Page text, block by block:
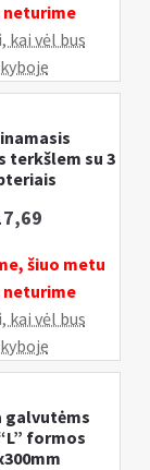
neturime
kai vėl bus
terkšlem su 3
šiuo metu
neturime
kai vėl bus
galvutėms
formos